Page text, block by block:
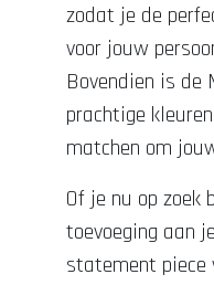
zodat je de
voor jouw
Bovendien is de
prachtige
matchen om
Of je nu op zoek
toevoeging aan
statement piece